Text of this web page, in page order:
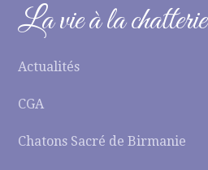
La vie à la chatterie
Actualités
CGA
Chatons Sacré de Birmanie